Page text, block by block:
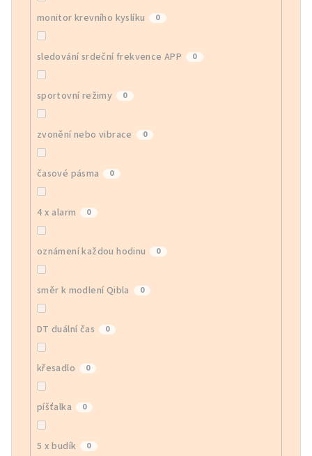
monitor krevního kyslíku 0
sledování srdeční frekvence APP 0
sportovní režimy 0
zvonění nebo vibrace 0
časové pásma 0
4 x alarm 0
oznámení každou hodinu 0
směr k modlení Qibla 0
DT duální čas 0
křesadlo 0
píšťalka 0
5 x budík 0